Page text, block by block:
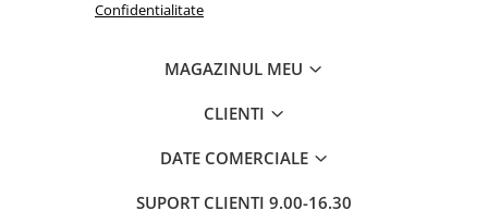
Confidentialitate
MAGAZINUL MEU
CLIENTI
DATE COMERCIALE
SUPORT CLIENTI 9.00-16.30